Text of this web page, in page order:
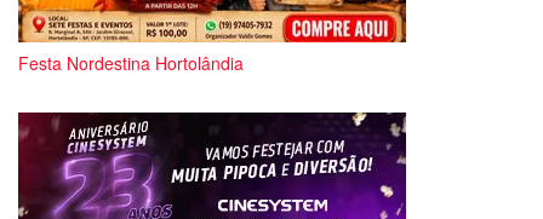
Festa Nordestina Hortolândia